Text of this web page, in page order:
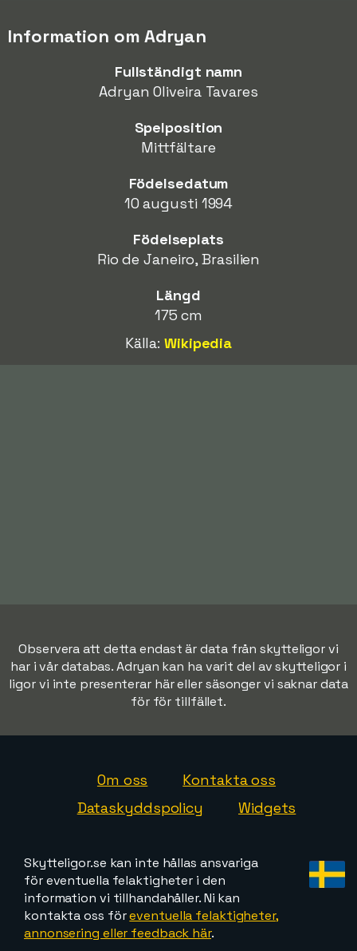
Information om Adryan
Fullständigt namn
Adryan Oliveira Tavares
Spelposition
Mittfältare
Födelsedatum
10 augusti 1994
Födelseplats
Rio de Janeiro, Brasilien
Längd
175 cm
Källa:Wikipedia
Observera att detta endast är data från skytteligor vi
har i vår databas. Adryan kan ha varit del av skytteligor i
ligor vi inte presenterar här eller säsonger vi saknar data
för för tillfället.
Om oss
Kontakta oss
Dataskyddspolicy
Widgets
Skytteligor.se kan inte hållas ansvariga
för eventuella felaktigheter i den
information vi tillhandahåller. Ni kan
kontakta oss föreventuella felaktigheter,
annonsering eller feedback här.